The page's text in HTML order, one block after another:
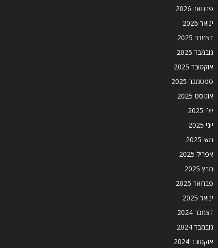
פברואר 2026
ינואר 2026
דצמבר 2025
נובמבר 2025
אוקטובר 2025
ספטמבר 2025
אוגוסט 2025
יולי 2025
יוני 2025
מאי 2025
אפריל 2025
מרץ 2025
פברואר 2025
ינואר 2025
דצמבר 2024
נובמבר 2024
אוקטובר 2024